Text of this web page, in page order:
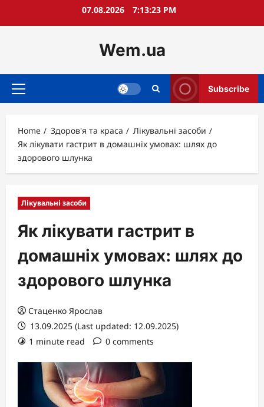
07.08.2026 7:13:24 PM
Wem.ua
Primary
Subscribe
Home Здоров'я та краса
Лікувальні засоби
Як лікувати гастрит в домашніх умовах: шлях до
здорового шлунка
Лікувальні засоби
Як лікувати гастрит в
домашніх умовах: шлях до
здорового шлунка
Стаценко Ярослав
13.09.2025 (Last updated: 12.09.2025)
1 minute read
0 comments